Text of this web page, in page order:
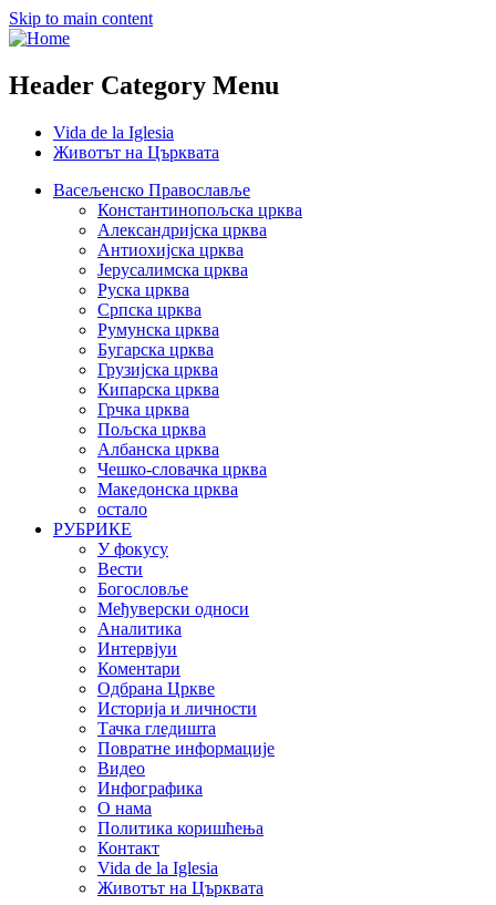
Skip to main content
Header Category Menu
Vida de la Iglesia
Животът на Църквата
Васељенско Православље
Константинопољска црква
Александријска црква
Антиохијска црква
Јерусалимска црква
Руска црква
Српска црква
Румунска црква
Бугарска црква
Грузијска црква
Кипарска црква
Грчка црква
Пољска црква
Албанска црква
Чешко-словачка црква
Македонска црква
остало
РУБРИКЕ
У фокусу
Вести
Богословље
Међуверски односи
Аналитика
Интервјуи
Коментари
Одбрана Цркве
Историја и личности
Тачка гледишта
Повратне информације
Видео
Инфографика
О нама
Политика коришћења
Контакт
Vida de la Iglesia
Животът на Църквата